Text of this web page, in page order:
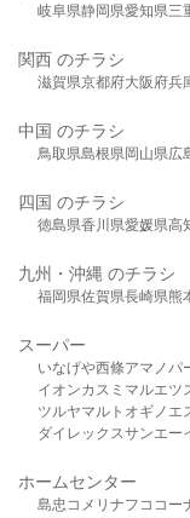
岐阜県静岡県愛知県三
関西 のチラシ
滋賀県京都府大阪府兵
中国 のチラシ
鳥取県島根県岡山県広
四国 のチラシ
徳島県香川県愛媛県高
九州・沖縄 のチラシ
福岡県佐賀県長崎県熊
スーパー
いなげや西條アマノパ
イオンカスミ マルエツ
ツルヤマルト オギノ エ
ダイレックスサンエー
ホームセンター
島忠 コメリ ナフコ コー